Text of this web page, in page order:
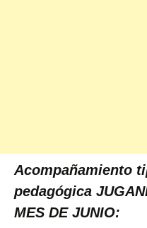
Acompañamiento
pedagógica
MES DE JUNIO: